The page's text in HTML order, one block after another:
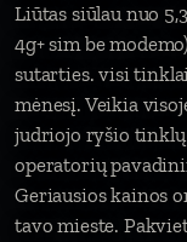
Liūtas siūlau nuo
4g+ sim be
sutarties. visi
mėnesį. Veikia
judriojo ryšio
operatorių
Geriausios kainos
tavo mieste.